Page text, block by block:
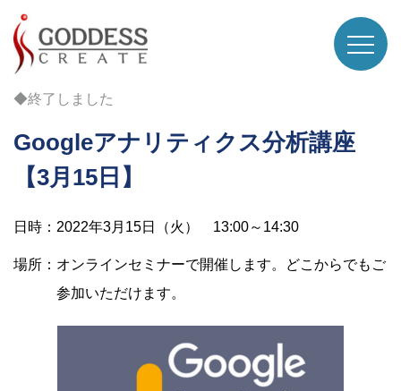
◆終了しました
Googleアナリティクス分析講座
【3月15日】
日時：2022年3月15日（火） 13:00～14:30
場所：オンラインセミナーで開催します。どこからでもご
参加いただけます。